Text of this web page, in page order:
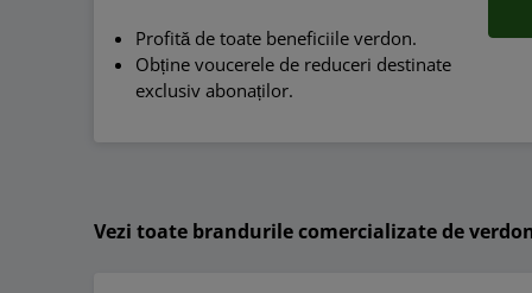
Profită de toate beneficiile verdon.
Obține voucerele de reduceri destinate
exclusiv abonaților.
Vezi toate brandurile comercializate de